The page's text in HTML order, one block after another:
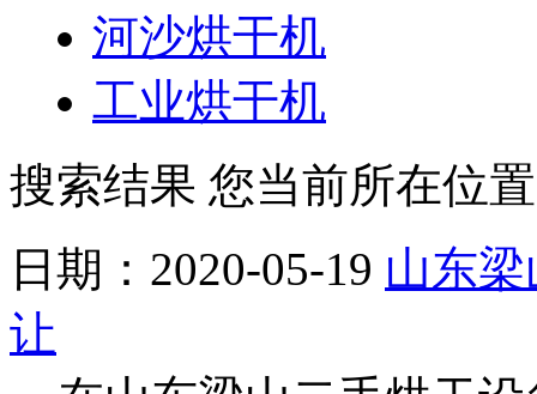
河沙烘干机
工业烘干机
搜索结果 您当前所在位
日期：2020-05-19 山东
让